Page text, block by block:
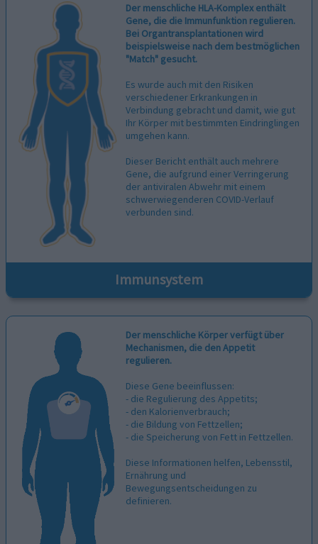
Der menschliche HLA-Komplex enthält
Gene, die die Immunfunktion regulieren.
Bei Organtransplantationen wird
beispielsweise nach dem bestmöglichen
"Match" gesucht.
Es wurde auch mit den Risiken
verschiedener Erkrankungen in
Verbindung gebracht und damit, wie gut
Ihr Körper mit bestimmten Eindringlingen
umgehen kann.
Dieser Bericht enthält auch mehrere
Gene, die aufgrund einer Verringerung
der antiviralen Abwehr mit einem
schwerwiegenderen COVID-Verlauf
verbunden sind.
Immunsystem
Der menschliche Körper verfügt über
Mechanismen, die den Appetit
regulieren.
Diese Gene beeinflussen:
- die Regulierung des Appetits;
- den Kalorienverbrauch;
- die Bildung von Fettzellen;
- die Speicherung von Fett in Fettzellen.
Diese Informationen helfen, Lebensstil,
Ernährung und
Bewegungsentscheidungen zu
definieren.